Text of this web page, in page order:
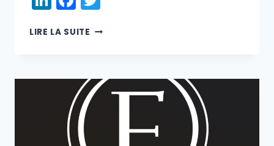
LIRE LA SUITE FANTUM
PAYMENTS
JOIN